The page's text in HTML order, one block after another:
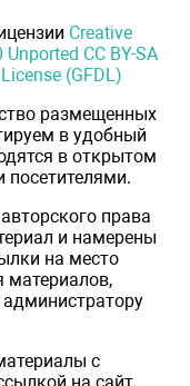
Creative
CC BY-SA
(GFDL)
размещенных
в удобный
в открытом
права
и намерены
на место
материалов,
администратору
с